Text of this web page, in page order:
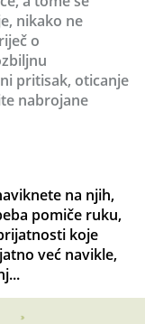
nikako ne
o
pritisak, oticanje
nabrojane
na njih,
pomiče ruku,
koje
već navikle,